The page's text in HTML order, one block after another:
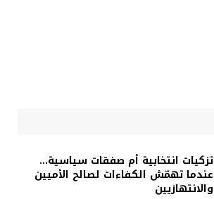
تزكيات انتخابية أم صفقات سياسية…
عندما تهمّش الكفاءات لصالح الأميين
والانتهازيين